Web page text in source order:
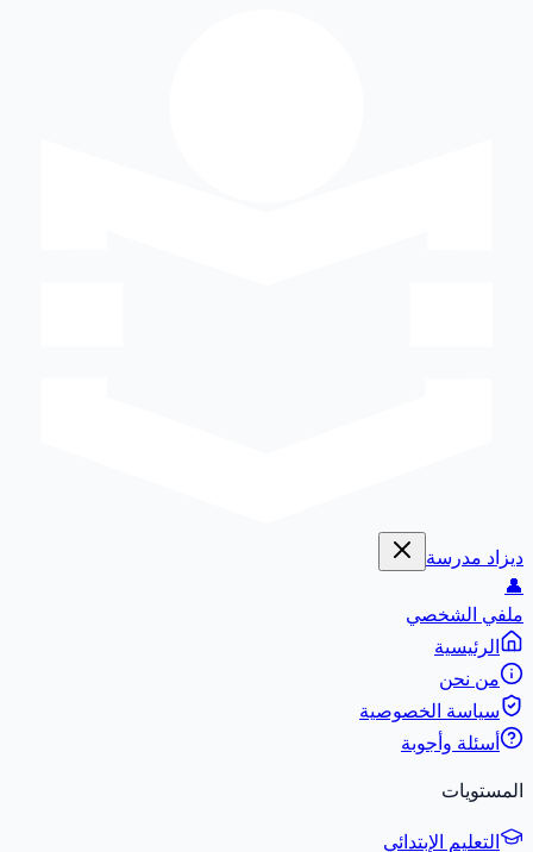
ديزاد مدرسة
👤
ملفي الشخصي
الرئيسية
من نحن
سياسة الخصوصية
أسئلة وأجوبة
المستويات
التعليم الإبتدائي